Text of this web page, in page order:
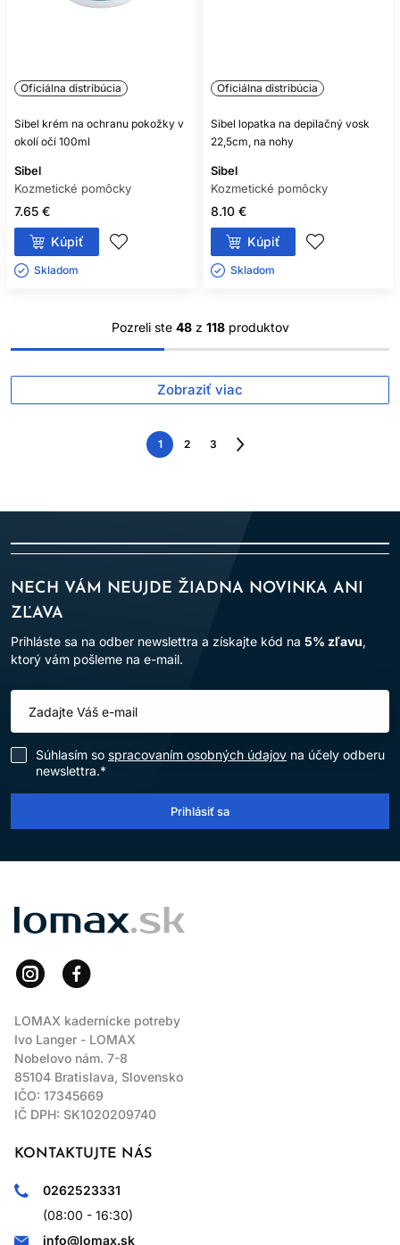
Oficiálna distribúcia
Sibel krém na ochranu pokožky v
okolí očí 100ml
Sibel
Kozmetické pomôcky
7.65 €
Kúpiť
Skladom ㅤ
Oficiálna distribúcia
Sibel lopatka na depilačný vosk
22,5cm, na nohy
Sibel
Kozmetické pomôcky
8.10 €
Kúpiť
Skladom ㅤ
Pozreli ste 48z 118produktov
Zobraziť viac
1 2 3
Nasledujúca
NECH VÁM NEUJDE ŽIADNA NOVINKA ANI
ZĽAVA
Prihláste sa na odber newslettra a získajte kód na 5% zľavu,
ktorý vám pošleme na e-mail.
Súhlasím so spracovaním osobných údajov na účely odberu
newslettra.*
Prihlásiť sa
LOMAX
LOMAX kadernícke potreby
Ivo Langer - LOMAX
Nobelovo nám. 7-8
85104 Bratislava, Slovensko
IČO: 17345669
IČ DPH: SK1020209740
KONTAKTUJTE NÁS
0262523331
(08:00 - 16:30)
info@lomax.sk